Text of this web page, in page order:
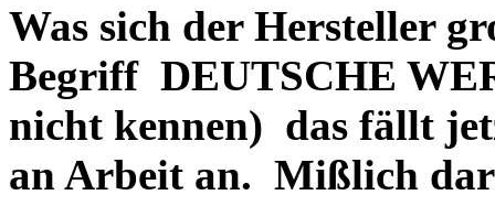
Was sich der Hersteller
Begriff DEUTSCHE
nicht kennen) das fällt
an Arbeit an. Mißlich